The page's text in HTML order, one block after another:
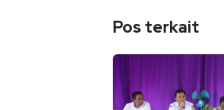
Pos terkait